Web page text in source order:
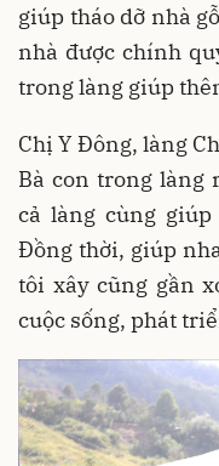
giúp tháo dỡ nhà
nhà được chính
trong làng giúp
Chị Y Đông, làng
Bà con trong làng
cả làng cùng
Đồng thời, giúp
tôi xây cũng gần
cuộc sống, phát